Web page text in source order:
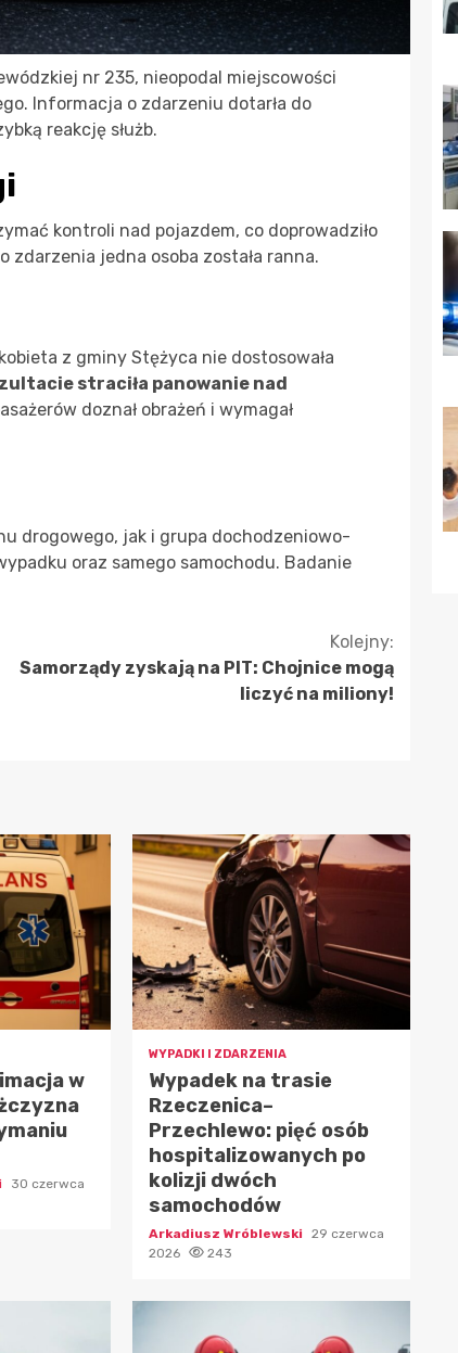
nr 235, nieopodal miejscowości
Informacja o zdarzeniu dotarła do
reakcję służb.
kontroli nad pojazdem, co doprowadziło
jedna osoba została ranna.
z gminy Stężyca nie dostosowała
straciła panowanie nad
doznał obrażeń i wymagał
drogowego, jak i grupa dochodzeniowo-
oraz samego samochodu. Badanie
Kolejny:
Samorządy zyskają na PIT: Chojnice mogą
liczyć na miliony!
w
30 czerwca
WYPADKI I ZDARZENIA
Wypadek na trasie
Rzeczenica–
Przechlewo: pięć osób
hospitalizowanych po
kolizji dwóch
samochodów
Arkadiusz Wróblewski
29 czerwca
2026
243